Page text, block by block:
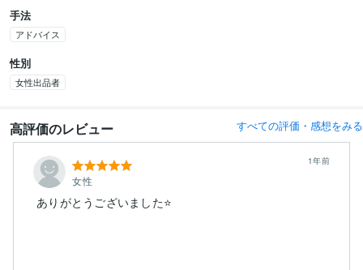
手法
アドバイス
性別
女性出品者
高評価のレビュー すべての評価・感想をみる
女性
1年前
ありがとうございました⭐